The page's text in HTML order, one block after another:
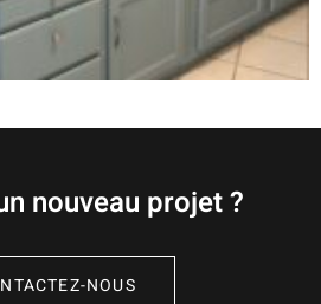
nouveau projet ?
NOUS